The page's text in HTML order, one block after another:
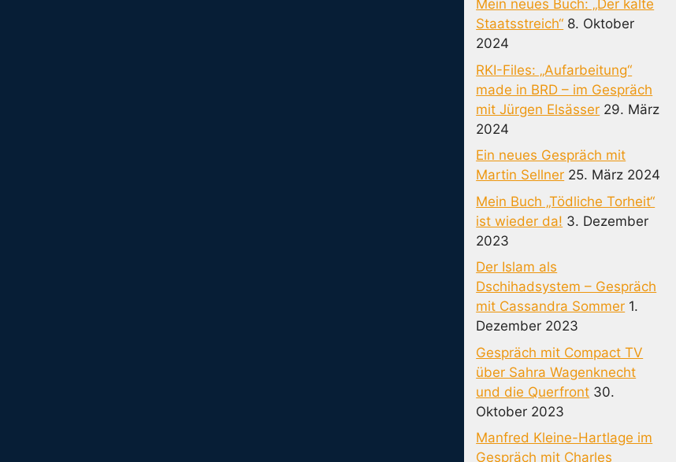
Mein neues Buch: „Der kalte
Staatsstreich“ 8. Oktober
2024
RKI-Files: „Aufarbeitung“
made in BRD – im Gespräch
mit Jürgen Elsässer 29. März
2024
Ein neues Gespräch mit
Martin Sellner 25. März 2024
Mein Buch „Tödliche Torheit“
ist wieder da! 3. Dezember
2023
Der Islam als
Dschihadsystem – Gespräch
mit Cassandra Sommer 1.
Dezember 2023
Gespräch mit Compact TV
über Sahra Wagenknecht
und die Querfront 30.
Oktober 2023
Manfred Kleine-Hartlage im
Gespräch mit Charles